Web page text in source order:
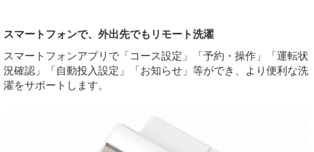
スマートフォンで、外出先でもリモート洗濯
スマートフォンアプリで「コース設定」「予約・操作」「運転状
況確認」「自動投入設定」「お知らせ」等ができ、より便利な洗
濯をサポートします。